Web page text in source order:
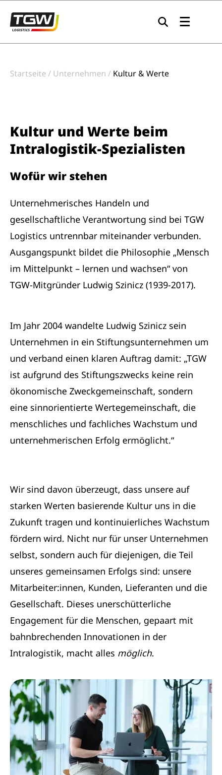
Startseite Unternehmen Kultur & Werte
Kultur und Werte beim
Intralogistik-Spezialisten
Wofür wir stehen
Unternehmerisches Handeln und
gesellschaftliche Verantwortung sind bei TGW
Logistics untrennbar miteinander verbunden.
Ausgangspunkt bildet die Philosophie „Mensch
im Mittelpunkt – lernen und wachsen“ von
TGW-Mitgründer Ludwig Szinicz (1939-2017).
Im Jahr 2004 wandelte Ludwig Szinicz sein
Unternehmen in ein Stiftungsunternehmen um
und verband einen klaren Auftrag damit: „TGW
ist aufgrund des Stiftungszwecks keine rein
ökonomische Zweckgemeinschaft, sondern
eine sinnorientierte Wertegemeinschaft, die
menschliches und fachliches Wachstum und
unternehmerischen Erfolg ermöglicht.“
Wir sind davon überzeugt, dass unsere auf
starken Werten basierende Kultur uns in die
Zukunft tragen und kontinuierliches Wachstum
fördern wird. Nicht nur für unser Unternehmen
selbst, sondern auch für diejenigen, die Teil
unseres gemeinsamen Erfolgs sind: unsere
Mitarbeiter:innen, Kunden, Lieferanten und die
Gesellschaft. Dieses unerschütterliche
Engagement für die Menschen, gepaart mit
bahnbrechenden Innovationen in der
Intralogistik, macht alles möglich.